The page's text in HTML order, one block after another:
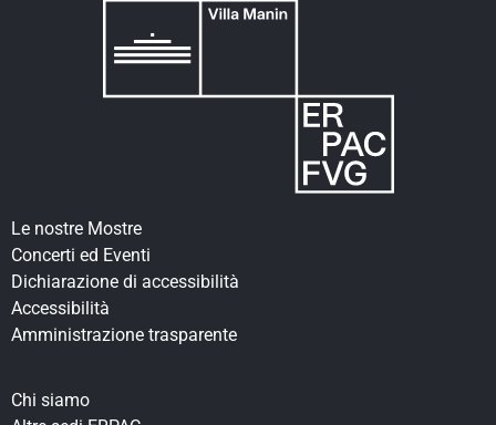
Le nostre Mostre
Concerti ed Eventi
Dichiarazione di accessibilità
Accessibilità
Amministrazione trasparente
Chi siamo